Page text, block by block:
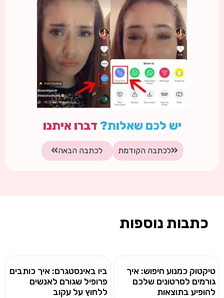
יש לכם שאלות? דברו איתנו
לכתבה הקודמת לכתבה הבאה
כתבות נוספות
טיקטוק כמנוע חיפוש: איך
גורמים לסרטונים שלכם
להופיע בתוצאות
ביו באינסטגרם: איך כותבים
פרופיל שגורם לאנשים
ללחוץ על עקוב